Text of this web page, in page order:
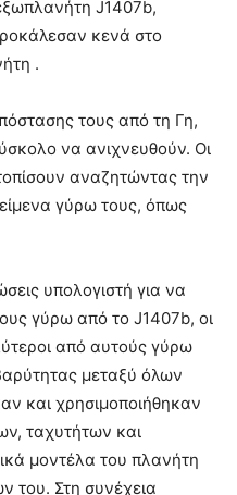
J1407b,
κενά στο
.
τους από τη Γη,
να ανιχνευθούν. Οι
αναζητώντας την
γύρω τους, όπως
υπολογιστή για να
γύρω από το J1407b, οι
από αυτούς γύρω
μεταξύ όλων
και χρησιμοποιήθηκαν
ταχυτήτων και
μοντέλα του πλανήτη
του. Στη συνέχεια